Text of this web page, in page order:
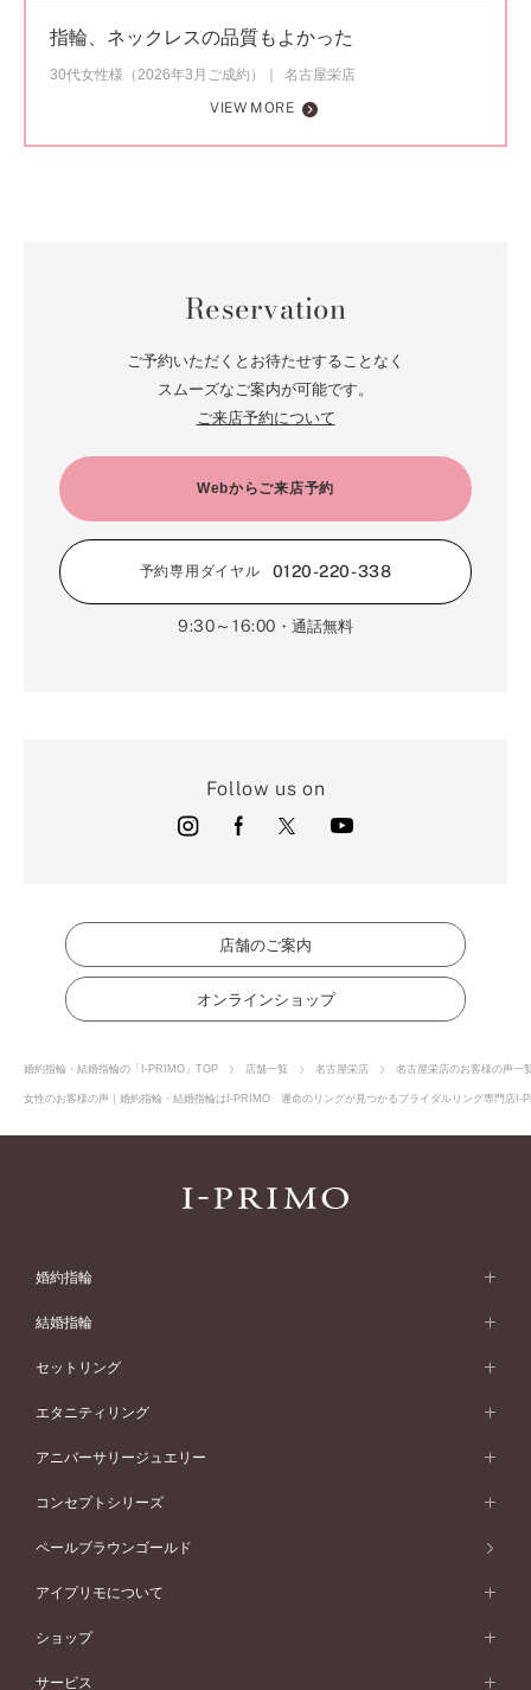
指輪、ネックレスの品質もよかった
30代女性様（2026年3月ご成約）
名古屋栄店
VIEW MORE
Reservation
ご予約いただくとお待たせすることなく
スムーズなご案内が可能です。
ご来店予約について
Webからご来店予約
予約専用ダイヤル 0120-220-338
9:30～16:00 ・通話無料
Follow us on
店舗のご案内
オンラインショップ
婚約指輪・結婚指輪の「I-PRIMO」TOP 店舗一覧 名古屋栄店 名古屋栄店のお客様の声一
女性のお客様の声｜婚約指輪・結婚指輪はI-PRIMO 運命のリングが見つかるブライダルリング専門店I-
婚約指輪
婚約指輪 (エンゲージリング)
婚約指輪一覧
ピンクゴールド
ペールブラウンゴールド
ウェーブライン
V字ライン
ワンサイドメレ
ダブルサイドメレ
シンプル
フェミニン
モード
50万円台～
40万円台～
30万円台～
婚約指輪 人気ランキング
結婚指輪
結婚指輪 (マリッジリング)
結婚指輪一覧
ピンクゴールド
ペールブラウンゴールド
ウェーブライン
V字ライン
ワンメレ
セベラルメレ
シンプル
フェミニン
モード
50万円～
40万円～50万円
セットリング
セットリング
セットリング一覧
ピンクゴールド
ペールブラウンゴールド
エタニティリング
エタニティリング
エタニティリング一覧
ピンクゴールド
ペールブラウンゴールド
アニバーサリージュエリー
アニバーサリージュエリー
アニバーサリージュエリー一覧
ファッションリング
ブレスレット
コンセプトシリーズ
コンセプトシリーズ
オリジンビリーフ
ペールブラウンゴールド
アイプリモについて
アイプリモについて
パーソナルハンド診断
ショップ
店舗一覧
サービス